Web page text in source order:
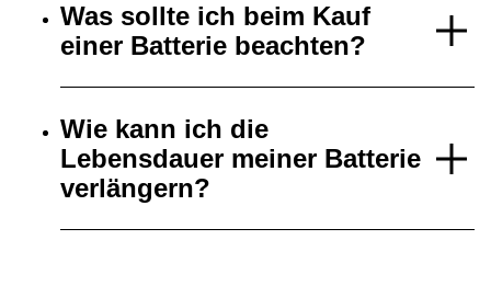
Was sollte ich beim Kauf
einer Batterie beachten?
Wie kann ich die
Lebensdauer meiner Batterie
verlängern?